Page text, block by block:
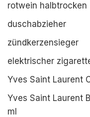
rotwein halbtrocken
duschabzieher
zündkerzensieger
elektrischer
Yves Saint Laurent
Yves Saint Laurent
ml